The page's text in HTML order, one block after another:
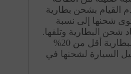
القيام بشحن بطارية
شحنها إلى نسبة
شحن البطارية وتلفها.
وإذا كان مستوى شحن البطارية أقل من 20%
السيارة لشحنها في